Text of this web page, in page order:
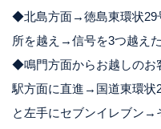
◆北島方面→徳島東環状29
所を越え→信号を3つ越え
◆鳴門方面からお越しのお
駅方面に直進→国道東環状
と左手にセブンイレブン→